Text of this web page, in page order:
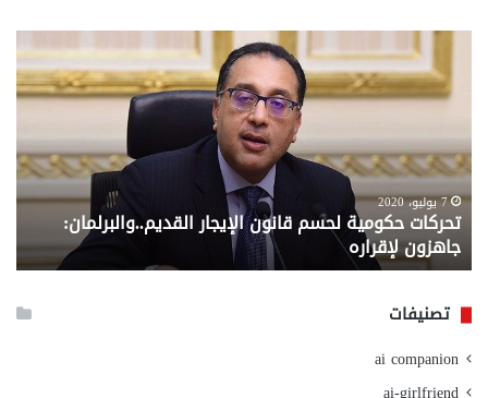
تحركات
حكومية
لحسم
قانون
القديم..والبرلمان:
جاهزون
لإقراره
7 يوليو، 2020
تحركات حكومية لحسم قانون الإيجار القديم..والبرلمان:
جاهزون لإقراره
..
من
تصنيفات
ai companion